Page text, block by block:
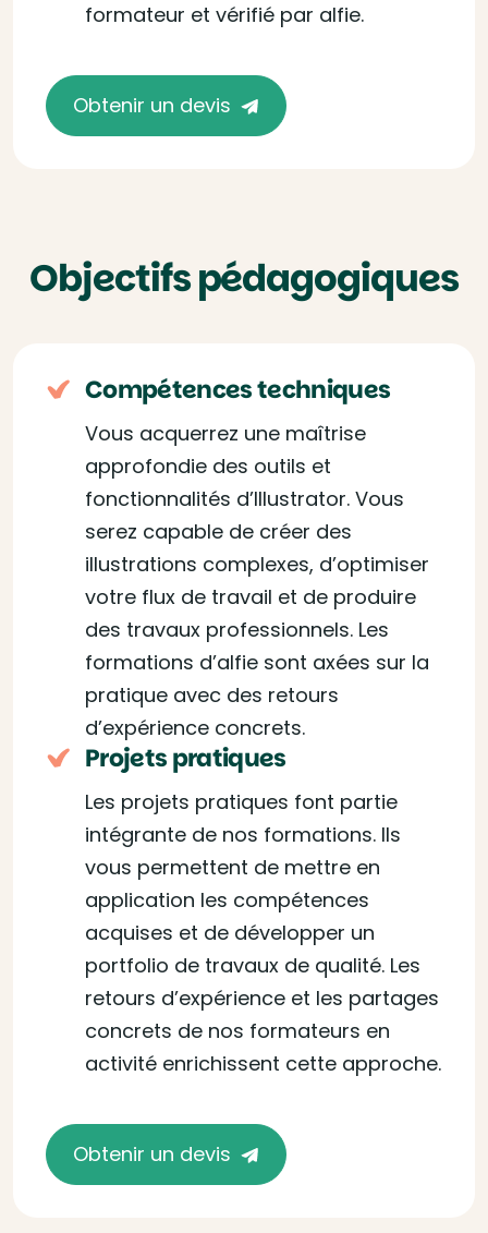
formateur et vérifié par alfie.
Obtenir un devis
Objectifs pédagogiques
Compétences techniques
Vous acquerrez une maîtrise
approfondie des outils et
fonctionnalités d’Illustrator. Vous
serez capable de créer des
illustrations complexes, d’optimiser
votre flux de travail et de produire
des travaux professionnels. Les
formations d’alfie sont axées sur la
pratique avec des retours
d’expérience concrets.
Projets pratiques
Les projets pratiques font partie
intégrante de nos formations. Ils
vous permettent de mettre en
application les compétences
acquises et de développer un
portfolio de travaux de qualité. Les
retours d’expérience et les partages
concrets de nos formateurs en
activité enrichissent cette approche.
Obtenir un devis